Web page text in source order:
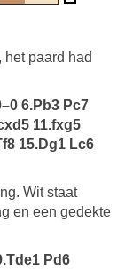
paard had
6.Pb3 Pc7
11.fxg5
15.Dg1 Lc6
Wit staat
en een gedekte
Pd6